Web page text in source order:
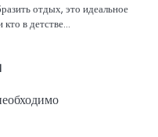
отдых, это идеальное
в детстве…